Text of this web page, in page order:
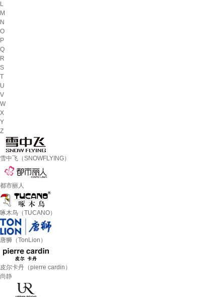
L
M
N
O
P
Q
R
S
T
U
V
W
X
Y
Z
雪中飞（SNOWFLYING）
都市丽人
啄木鸟（TUCANO）
唐狮（TonLion）
皮尔卡丹（pierre cardin）
尚静